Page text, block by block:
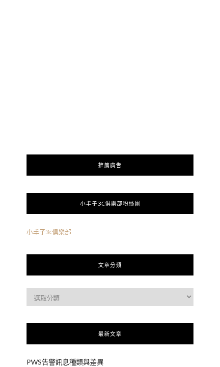
推薦廣告
小丰子3C俱樂部粉絲團
小丰子3c俱樂部
文章分類
最新文章
PWS告警訊息種類與差異